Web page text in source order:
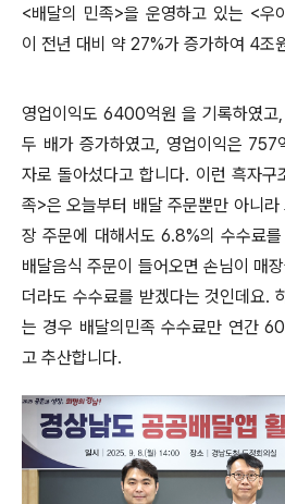
<배달의 민족>을 운영하고 있는 <우
이 전년 대비 약 27%가 증가하여 4조
영업이익도 6400억원 을 기록하였고
두 배가 증가하였고, 영업이익은 757
자로 돌아섰다고 합니다. 이런 흑자구
족>은 오늘부터 배달 주문뿐만 아니
장 주문에 대해서도 6.8%의 수수료
배달음식 주문이 들어오면 손님이 매
더라도 수수료를 받겠다는 것인데요.
는 경우 배달의민족 수수료만 연간
고 추산합니다.